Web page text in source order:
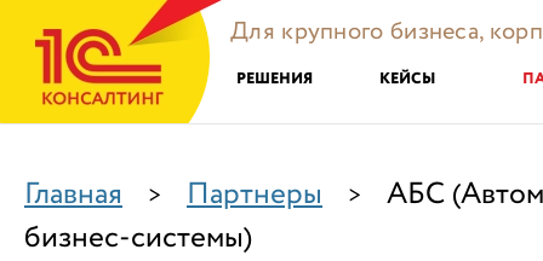
Для крупного бизнеса,
РЕШЕНИЯ КЕЙСЫ
Главная > Партнеры >
АБС
бизнес-системы)